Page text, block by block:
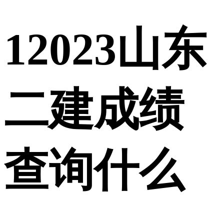
12023山东
二建成绩
查询什么